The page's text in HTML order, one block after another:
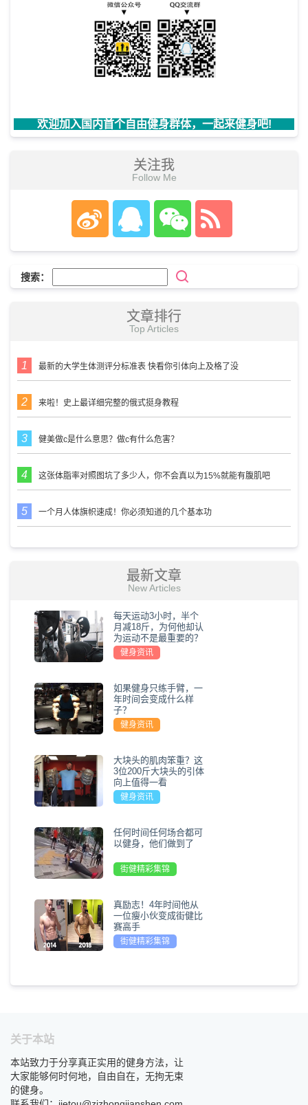
欢迎加入国内首个自由健身群体，一起来健身吧!
关注我
Follow Me
搜索：
文章排行
Top Articles
最新的大学生体测评分标准表 快看你引体向上及格了没
来啦！史上最详细完整的俄式挺身教程
健美做c是什么意思？做c有什么危害？
这张体脂率对照图坑了多少人，你不会真以为15%就能有腹肌吧
一个月人体旗帜速成！你必须知道的几个基本功
最新文章
New Articles
每天运动3小时，半个
月减18斤，为何他却认
为运动不是最重要的？
健身资讯
如果健身只练手臂，一
年时间会变成什么样
子？
健身资讯
大块头的肌肉笨重？这
3位200斤大块头的引体
向上值得一看
健身资讯
任何时间任何场合都可
以健身，他们做到了
街健精彩集锦
真励志！4年时间他从
一位瘦小伙变成街健比
赛高手
街健精彩集锦
关于本站
本站致力于分享真正实用的健身方法，让
大家能够何时何地，自由自在，无拘无束
的健身。